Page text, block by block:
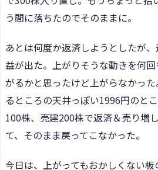
う間に落ちたのでそのままに。
あとは何度か返済しようとしたが
益が出た。上がりそうな動きを何
がるかと思ったけど上がらなかっ
るところの天井っぽい1996円のと
100株、売建200株で返済＆売り増
て、そのまま戻ってこなかった。
今日は、上がってもおかしくない